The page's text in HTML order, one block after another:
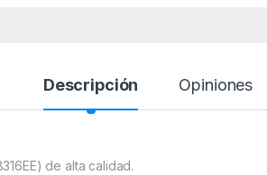
Descripción Opiniones
de alta calidad.